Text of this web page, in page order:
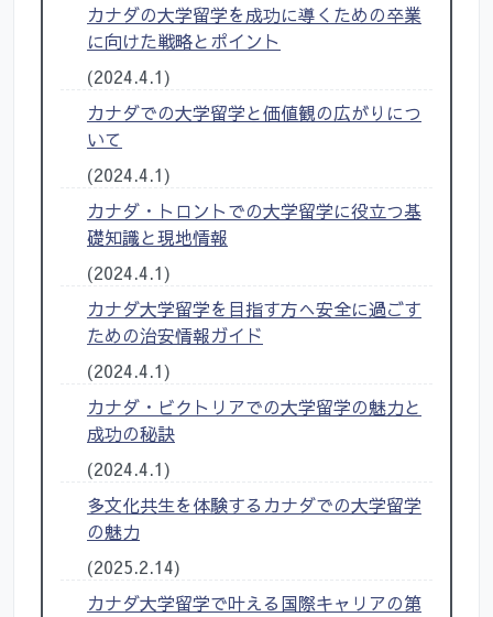
カナダの大学留学を成功に導くための卒業
に向けた戦略とポイント
(2024.4.1)
カナダでの大学留学と価値観の広がりにつ
いて
(2024.4.1)
カナダ・トロントでの大学留学に役立つ基
礎知識と現地情報
(2024.4.1)
カナダ大学留学を目指す方へ安全に過ごす
ための治安情報ガイド
(2024.4.1)
カナダ・ビクトリアでの大学留学の魅力と
成功の秘訣
(2024.4.1)
多文化共生を体験するカナダでの大学留学
の魅力
(2025.2.14)
カナダ大学留学で叶える国際キャリアの第